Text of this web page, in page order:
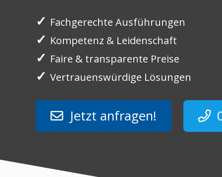
✓ Fachgerechte Ausführungen
✓ Kompetenz & Leidenschaft
✓ Faire & transparente Preise
✓ Vertrauenswürdige Lösungen
Jetzt anfragen!